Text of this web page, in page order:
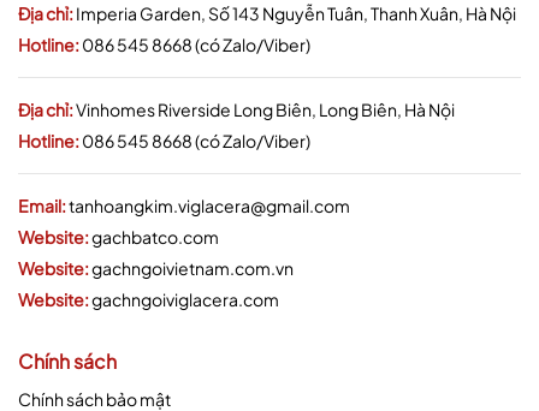
Địa chỉ:Imperia Garden, Số 143 Nguyễn Tuân, Thanh Xuân, Hà Nội
Hotline:086 545 8668 (có Zalo/Viber)
Địa chỉ:Vinhomes Riverside Long Biên, Long Biên, Hà Nội
Hotline:086 545 8668 (có Zalo/Viber)
Email:tanhoangkim.viglacera@gmail.com
Website:gachbatco.com
Website:gachngoivietnam.com.vn
Website:gachngoiviglacera.com
Chính sách
Chính sách bảo mật